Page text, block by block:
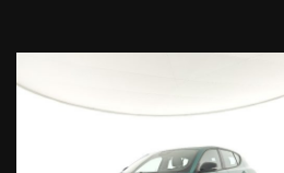
In molti l'hanno già provato e ne
Mettici alla prova, non ti costerà